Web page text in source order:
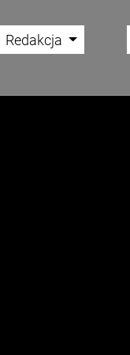
Redakcja